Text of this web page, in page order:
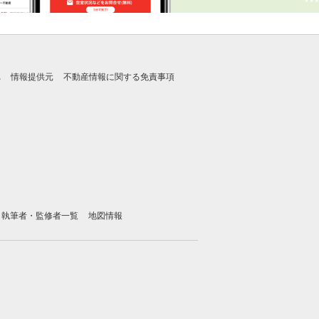
情報提供元 不動産情報に関する免責事項
執筆者・監修者一覧 地図情報